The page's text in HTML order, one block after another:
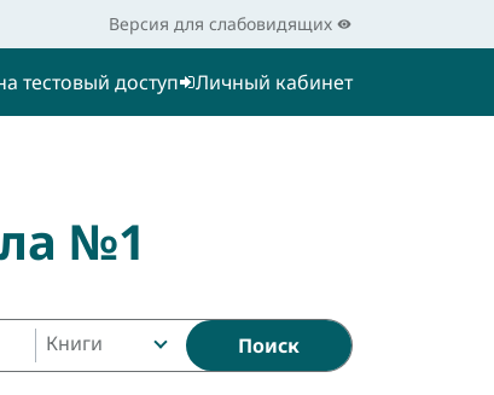
Версия для слабовидящих
тестовый доступ Личный кабинет
№1
Книги Поиск